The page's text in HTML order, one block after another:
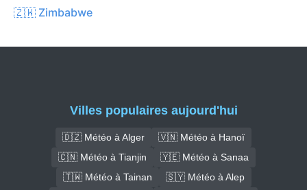
🇿🇼 Zimbabwe
Villes populaires aujourd'hui
🇩🇿 Météo à Alger
🇻🇳 Météo à Hanoï
🇨🇳 Météo à Tianjin
🇾🇪 Météo à Sanaa
🇹🇼 Météo à Tainan
🇸🇾 Météo à Alep